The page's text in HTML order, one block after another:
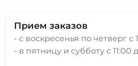
Прием заказов
- с воскресенья по четверг с
- в пятницу и субботу с 11:00